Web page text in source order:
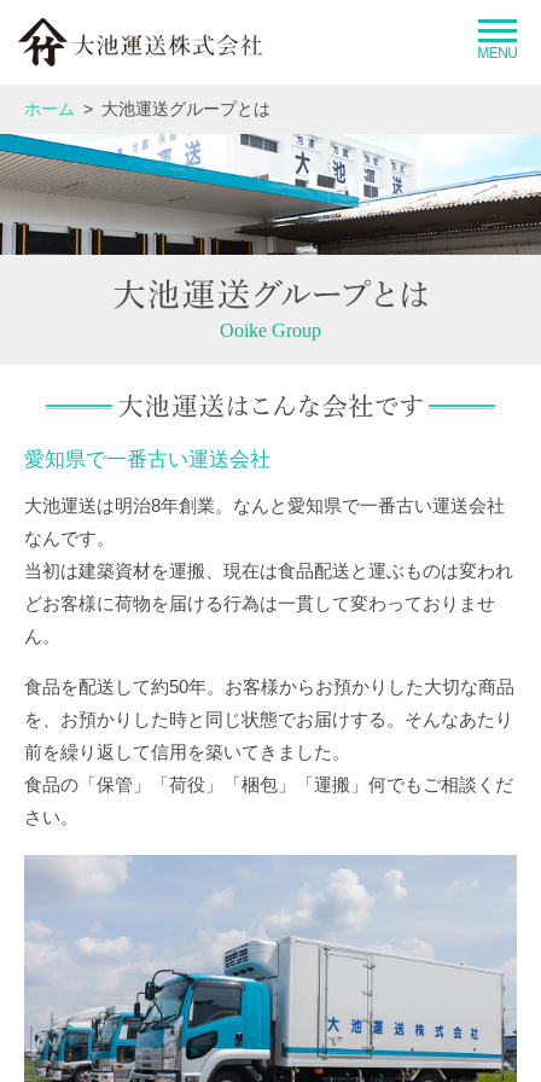
大池運送グループとは
企業情報
事業紹介
採用情報
お問い合わせ
ホーム 大池運送グループとは
Ooike Group
愛知県で一番古い運送会社
大池運送は明治8年創業。なんと愛知県で一番古い運送会社
なんです。
当初は建築資材を運搬、現在は食品配送と運ぶものは変われ
どお客様に荷物を届ける行為は一貫して変わっておりませ
ん。
食品を配送して約50年。お客様からお預かりした大切な商品
を、お預かりした時と同じ状態でお届けする。そんなあたり
前を繰り返して信用を築いてきました。
食品の「保管」「荷役」「梱包」「運搬」何でもご相談くだ
さい。